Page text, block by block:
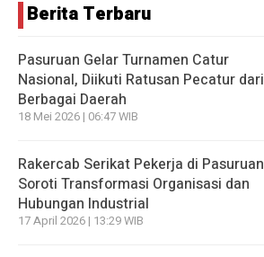
Berita Terbaru
Pasuruan Gelar Turnamen Catur
Nasional, Diikuti Ratusan Pecatur dari
Berbagai Daerah
18 Mei 2026 | 06:47 WIB
Rakercab Serikat Pekerja di Pasuruan
Soroti Transformasi Organisasi dan
Hubungan Industrial
17 April 2026 | 13:29 WIB